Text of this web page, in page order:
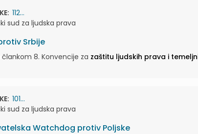
112...
sud za ljudska prava
Srbije
8. Konvencije za zaštitu ljudskih prava i
101...
sud za ljudska prava
Watchdog protiv Poljske